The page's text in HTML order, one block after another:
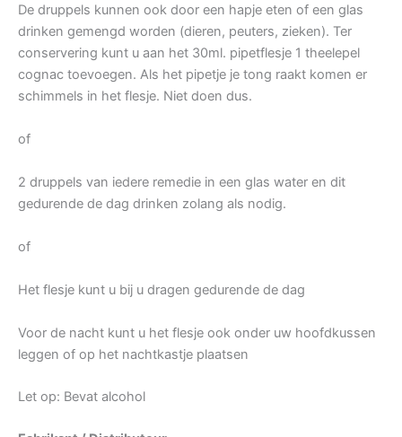
De druppels kunnen ook door een hapje eten of een glas
drinken gemengd worden (dieren, peuters, zieken). Ter
conservering kunt u aan het 30ml. pipetflesje 1 theelepel
cognac toevoegen. Als het pipetje je tong raakt komen er
schimmels in het flesje. Niet doen dus.
of
2 druppels van iedere remedie in een glas water en dit
gedurende de dag drinken zolang als nodig.
of
Het flesje kunt u bij u dragen gedurende de dag
Voor de nacht kunt u het flesje ook onder uw hoofdkussen
leggen of op het nachtkastje plaatsen
Let op: Bevat alcohol